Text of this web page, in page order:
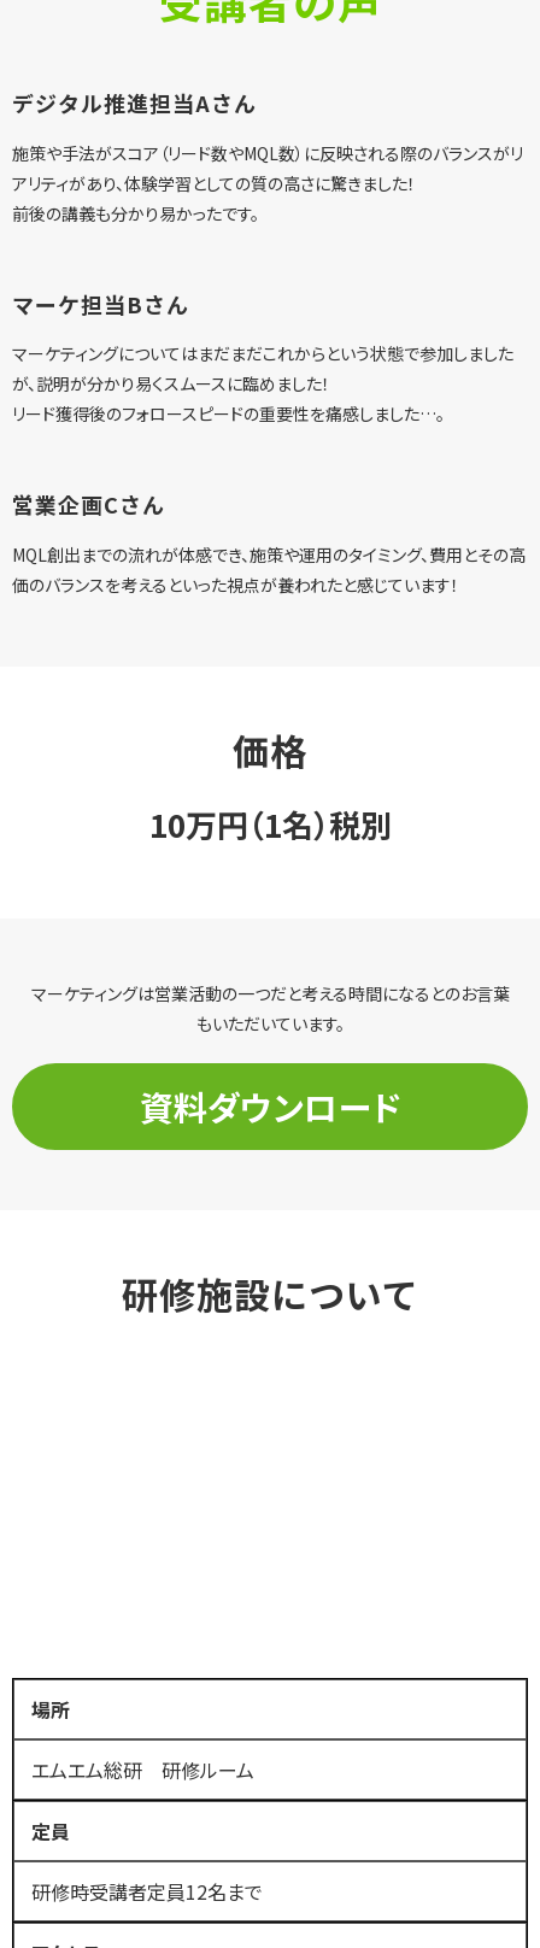
デジタル推進担当Aさん
施策や手法がスコア（リード数やMQL数）に反映される際のバランスがリ
アリティがあり、体験学習としての質の高さに驚きました！
前後の講義も分かり易かったです。
マーケ担当Bさん
マーケティングについてはまだまだこれからという状態で参加しました
が、説明が分かり易くスムースに臨めました！
リード獲得後のフォロースピードの重要性を痛感しました…。
営業企画Cさん
MQL創出までの流れが体感でき、施策や運用のタイミング、費用とその高
価のバランスを考えるといった視点が養われたと感じています！
価格
10万円（1名）税別
マーケティングは営業活動の一つだと考える時間になるとのお言葉
もいただいています。
資料ダウンロード
研修施設について
場所
エムエム総研 研修ルーム
定員
研修時受講者定員12名まで